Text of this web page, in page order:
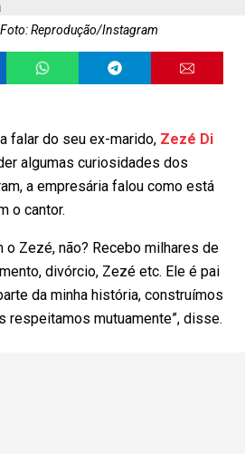
Foto: Reprodução/Instagram
falar do seu ex-marido, Zezé Di
algumas curiosidades dos
a empresária falou como está
o cantor.
o Zezé, não? Recebo milhares de
divórcio, Zezé etc. Ele é pai
da minha história, construímos
respeitamos mutuamente”, disse.